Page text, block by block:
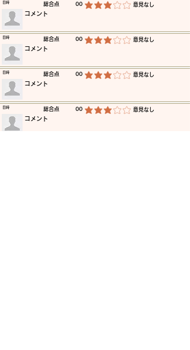
​総合点 00 平均評価 3 /5 ​意見なし
​日時
​コメント
​総合点 00 平均評価 3 /5 ​意見なし
​日時
​コメント
​総合点 00 平均評価 3 /5 ​意見なし
​日時
​コメント
​総合点 00 平均評価 3 /5 ​意見なし
​日時
​コメント